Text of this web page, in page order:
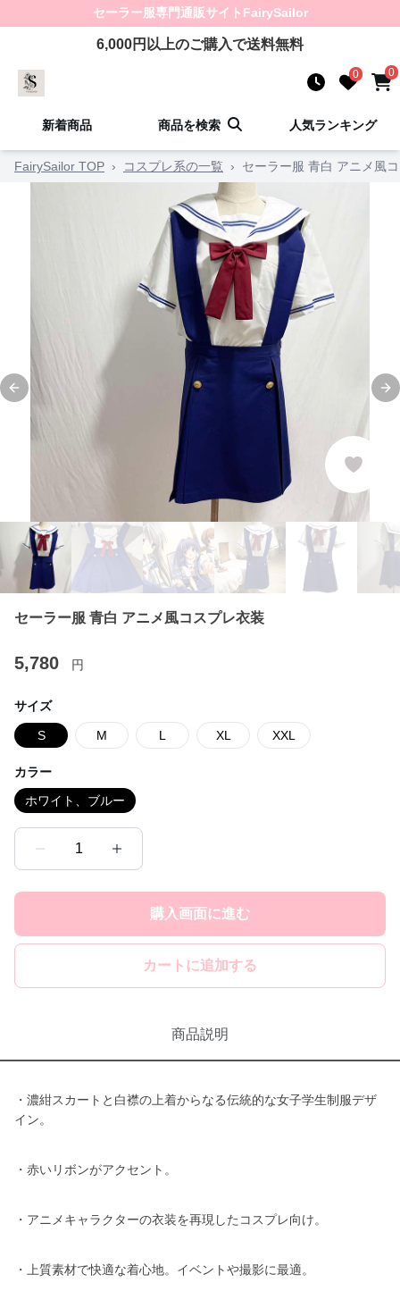
セーラー服専門通販サイト FairySailor
6,000円以上のご購入で送料無料
0 0
新着商品 商品を検索 人気ランキング
FairySailor TOP › コスプレ系の一覧 › セーラー服 青白 アニメ風
Previous slide
セーラー服 青白 アニメ風コスプレ衣装
5,780 円
サイズ
S M L XL XXL
カラー
ホワイト、ブルー
1
購入画面に進む
カートに追加する
商品説明
・濃紺スカートと白襟の上着からなる伝統的な女子学生制服デザ
イン。
・赤いリボンがアクセント。
・アニメキャラクターの衣装を再現したコスプレ向け。
・上質素材で快適な着心地。イベントや撮影に最適。